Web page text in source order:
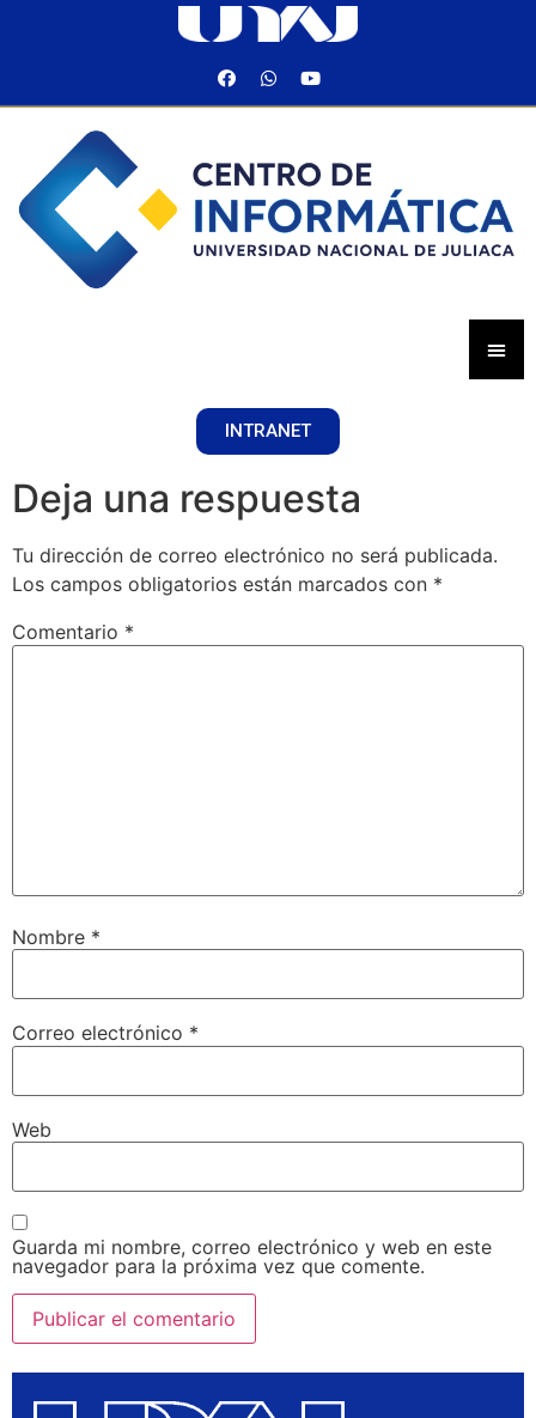
INTRANET
Deja una respuesta
Tu dirección de correo electrónico no será publicada.
Los campos obligatorios están marcados con *
Comentario *
Nombre *
Correo electrónico *
Web
Guarda mi nombre, correo electrónico y web en este
navegador para la próxima vez que comente.